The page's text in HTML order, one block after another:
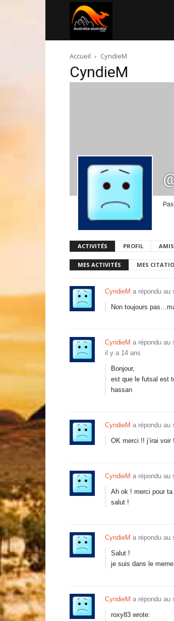
australie.com
Accueil CyndieM
CyndieM
ACTIVITÉS PROFIL AMIS
MES ACTIVITÉS MES
CyndieM a répondu au
Non toujours
CyndieM a répondu au
il y a 14 ans
Bonjour,
est que le futsal est
hassan
CyndieM a répondu au
OK merci !! j’irai voir
CyndieM a répondu au
Ah ok ! merci pour
salut !
CyndieM a répondu au
Salut !
je suis dans le
CyndieM a répondu au
roxy83 wrote: